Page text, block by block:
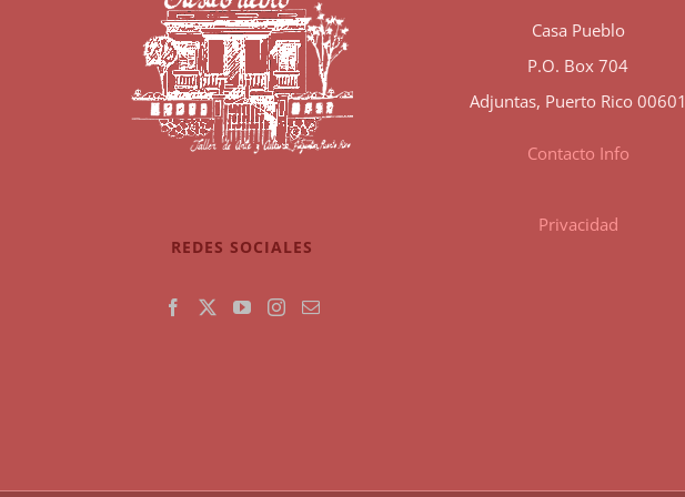
REDES SOCIALES
Casa Pueblo
P.O. Box 704
Adjuntas, Puerto Rico 00601
Contacto Info
Privacidad